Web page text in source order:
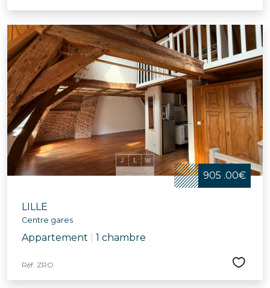
905 .00€
LILLE
Centre gares
Appartement 1 chambre
Réf. ZRO